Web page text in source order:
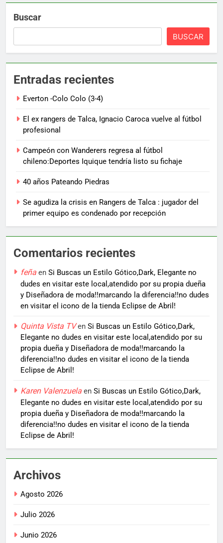
Buscar
BUSCAR
Entradas recientes
Everton -Colo Colo (3-4)
El ex rangers de Talca, Ignacio Caroca vuelve al fútbol
profesional
Campeón con Wanderers regresa al fútbol
chileno:Deportes Iquique tendría listo su fichaje
40 años Pateando Piedras
Se agudiza la crisis en Rangers de Talca : jugador del
primer equipo es condenado por recepción
Comentarios recientes
feña en Si Buscas un Estilo Gótico,Dark, Elegante no
dudes en visitar este local,atendido por su propia dueña
y Diseñadora de moda!!marcando la diferencia!!no dudes
en visitar el icono de la tienda Eclipse de Abril!
Quinta Vista TVen Si Buscas un Estilo Gótico,Dark,
Elegante no dudes en visitar este local,atendido por su
propia dueña y Diseñadora de moda!!marcando la
diferencia!!no dudes en visitar el icono de la tienda
Eclipse de Abril!
Karen Valenzuela en Si Buscas un Estilo Gótico,Dark,
Elegante no dudes en visitar este local,atendido por su
propia dueña y Diseñadora de moda!!marcando la
diferencia!!no dudes en visitar el icono de la tienda
Eclipse de Abril!
Archivos
Agosto 2026
Julio 2026
Junio 2026